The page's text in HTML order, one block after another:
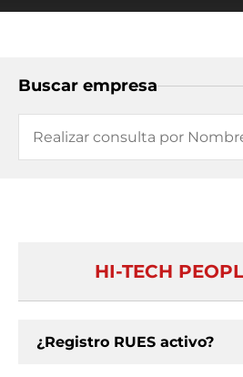
Buscar empresa
HI-TECH
¿Registro RUES activo?